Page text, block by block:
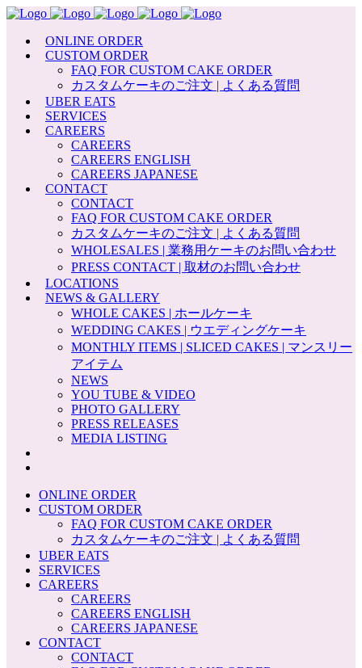
ONLINE ORDER
CUSTOM ORDER
FAQ FOR CUSTOM CAKE ORDER
カスタムケーキのご注文 | よくある質問
UBER EATS
SERVICES
CAREERS
CAREERS
CAREERS ENGLISH
CAREERS JAPANESE
CONTACT
CONTACT
FAQ FOR CUSTOM CAKE ORDER
カスタムケーキのご注文 | よくある質問
WHOLESALES | 業務用ケーキのお問い合わせ
PRESS CONTACT | 取材のお問い合わせ
LOCATIONS
NEWS & GALLERY
WHOLE CAKES | ホールケーキ
WEDDING CAKES | ウエディングケーキ
MONTHLY ITEMS | SLICED CAKES | マンスリー
アイテム
NEWS
YOU TUBE & VIDEO
PHOTO GALLERY
PRESS RELEASES
MEDIA LISTING
ONLINE ORDER
CUSTOM ORDER
FAQ FOR CUSTOM CAKE ORDER
カスタムケーキのご注文 | よくある質問
UBER EATS
SERVICES
CAREERS
CAREERS
CAREERS ENGLISH
CAREERS JAPANESE
CONTACT
CONTACT